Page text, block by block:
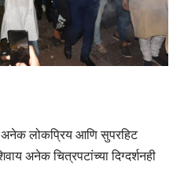
अनेक लोकप्रिय आणि सुपरहिट
अनेक चित्रपटांच्या दिग्दर्शनही